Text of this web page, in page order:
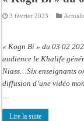
3 février 2023
« Kogn Bi » du 03 02
audience le Khalife
Niass…Six enseignants
diffusion d’une vidéo
…
Lire la suite